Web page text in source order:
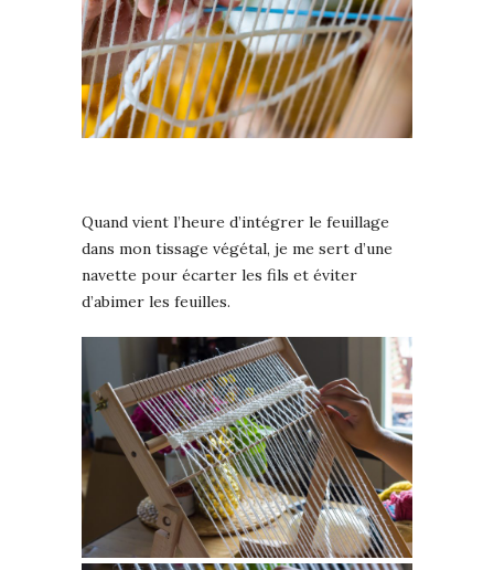
Quand vient l’heure d’intégrer le feuillage
dans mon tissage végétal, je me sert d’une
navette pour écarter les fils et éviter
d’abimer les feuilles.